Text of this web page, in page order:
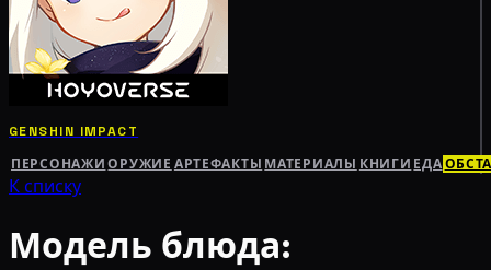
GENSHIN IMPACT
ПЕРСОНАЖИ ОРУЖИЕ АРТЕФАКТЫ МАТЕРИАЛЫ КНИГИ ЕДА
К списку
Модель блюда: